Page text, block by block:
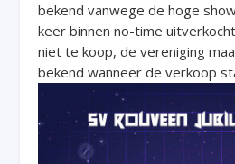
bekend vanwege de hoge
keer binnen no-time
niet te koop, de vereniging
bekend wanneer de verkoop